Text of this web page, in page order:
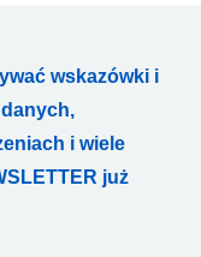
wskazówki i
i wiele
już